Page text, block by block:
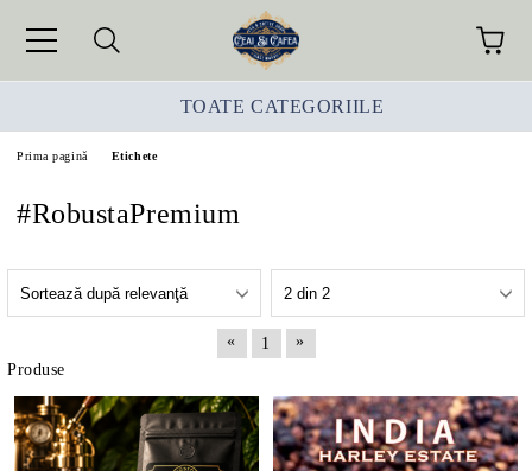
TOATE CATEGORIILE
Prima pagină Etichete
#RobustaPremium
« 1
»
Produse